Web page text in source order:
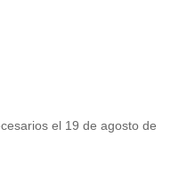
el 19 de agosto de